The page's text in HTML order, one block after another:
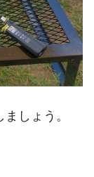
しょう。